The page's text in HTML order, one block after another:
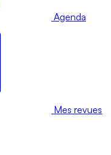
Agenda
Mes revues